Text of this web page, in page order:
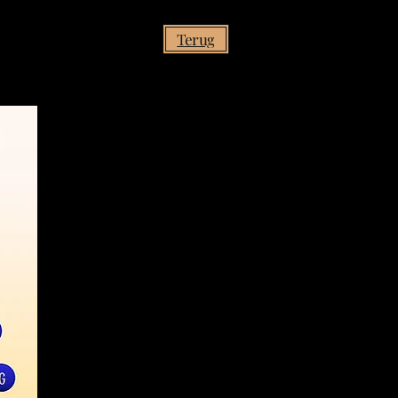
Terug